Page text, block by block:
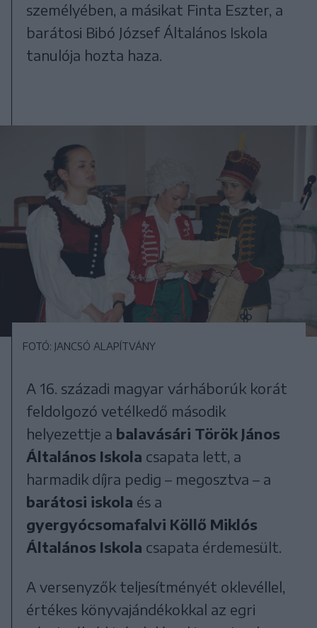
személyében, a másikat Finta Eszter, a
barátosi Bibó József Általános Iskola
tanulója hozta haza.
FOTÓ: JANCSÓ ALAPÍTVÁNY
A 16. századi magyar várháborúk korát
feldolgozó vetélkedő második
helyezettje a balavásári Török János
Általános Iskola csapata lett, a
harmadik díjra pedig – megosztva – a
barátosi iskola és a
gyergyócsomafalvi Köllő Miklós
Általános Iskola csapata érdemesült.
A versenyzők teljesítményét oklevéllel,
értékes könyvajándékokkal az egri